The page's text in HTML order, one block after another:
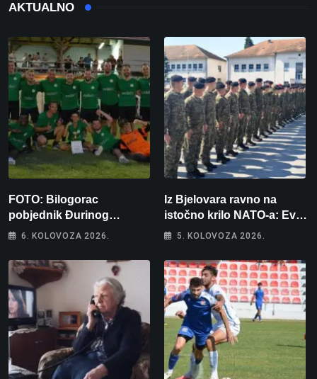
AKTUALNO
FOTO: Bilogorac
pobjednik Đurinog
memorijala
6. KOLOVOZA 2026.
Iz Bjelovara ravno na
istočno krilo NATO-a: Evo
kamo odlazi 82 hrvatska
5. KOLOVOZA 2026.